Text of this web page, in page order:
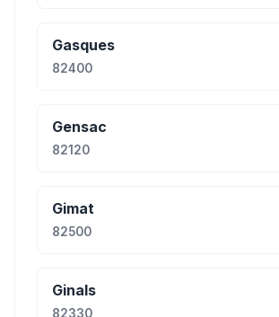
Gasques
82400
Gensac
82120
Gimat
82500
Ginals
82330